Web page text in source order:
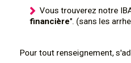
Vous trouverez notre
financière". (sans les
Pour tout renseignement,